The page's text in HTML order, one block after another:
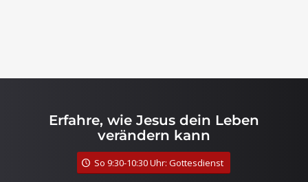
Erfahre, wie Jesus dein Leben
verändern kann
So 9:30-10:30 Uhr: Gottesdienst